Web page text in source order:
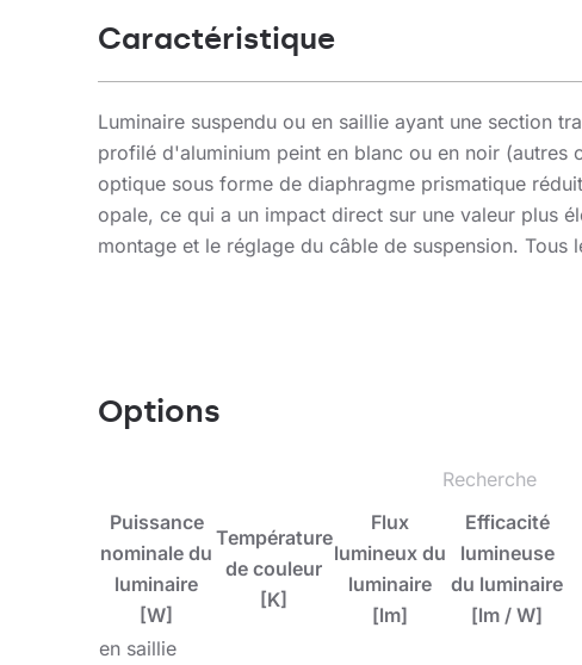
Caractéristique
Luminaire suspendu ou en saillie ayant une section
profilé d'aluminium peint en blanc ou en noir (autres
optique sous forme de diaphragme prismatique
opale, ce qui a un impact direct sur une valeur plus
montage et le réglage du câble de suspension. Tous
conception unique, les modules LED à faible
les pièces représentatives. Les appliques murales
où le degré de protection IP44 est requis.
Autres produits de la famille Baris LED
Options
Puissance
nominale du
luminaire
[W]
Température
de couleur
[K]
Flux
lumineux du
luminaire
[lm]
Efficacité
lumineuse
du luminaire
[lm / W]
en saillie